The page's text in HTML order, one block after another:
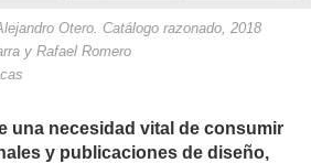
Otero. Catálogo razonado, 2018
y Rafael Romero
una necesidad vital de consumir
y publicaciones de diseño,